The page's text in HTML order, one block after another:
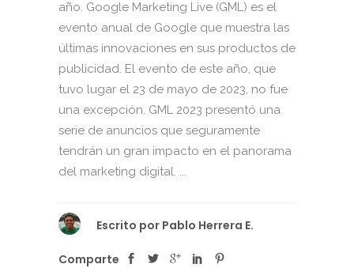
año. Google Marketing Live (GML) es el
evento anual de Google que muestra las
últimas innovaciones en sus productos de
publicidad. El evento de este año, que
tuvo lugar el 23 de mayo de 2023, no fue
una excepción. GML 2023 presentó una
serie de anuncios que seguramente
tendrán un gran impacto en el panorama
del marketing digital. ...
Escrito por Pablo Herrera E.
Comparte